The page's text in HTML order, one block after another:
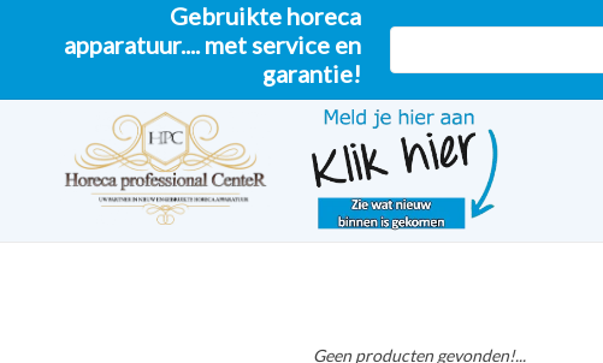
Gebruikte horeca
apparatuur.... met service en
garantie!
Geen producten gevonden!...